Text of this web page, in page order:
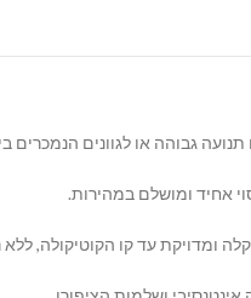
גבוהה או לגוונים הנמכרים
אחיד ומושלם במהירות.
עד קו הקוטיקולה, ללא